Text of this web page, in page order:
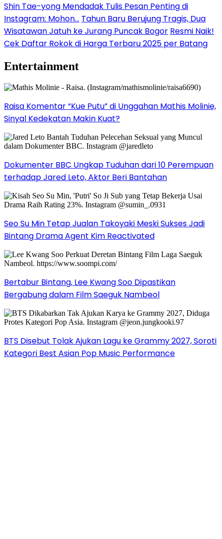
Shin Tae-yong Mendadak Tulis Pesan Penting di
Instagram: Mohon… Tahun Baru Berujung Tragis, Dua
Wisatawan Jatuh ke Jurang Puncak Bogor Resmi Naik!
Cek Daftar Rokok di Harga Terbaru 2025 per Batang
Entertainment
Raisa Komentar “Kue Putu” di Unggahan Mathis Molinie,
Sinyal Kedekatan Makin Kuat?
Dokumenter BBC Ungkap Tuduhan dari 10 Perempuan
terhadap Jared Leto, Aktor Beri Bantahan
Seo Su Min Tetap Jualan Takoyaki Meski Sukses Jadi
Bintang Drama Agent Kim Reactivated
Bertabur Bintang, Lee Kwang Soo Dipastikan
Bergabung dalam Film Saeguk Nambeol
BTS Disebut Tolak Ajukan Lagu ke Grammy 2027, Soroti
Kategori Best Asian Pop Music Performance